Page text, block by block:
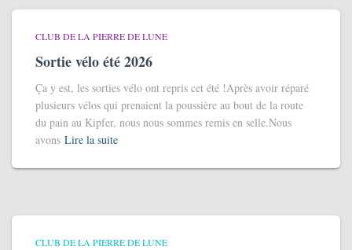
CLUB DE LA PIERRE DE LUNE
Sortie vélo été 2026
Ça y est, les sorties vélo ont repris cet été !Après avoir réparé
plusieurs vélos qui prenaient la poussière au bout de la route
du pain au Kipfer, nous nous sommes remis en selle.Nous
avons Lire la suite
CLUB DE LA PIERRE DE LUNE